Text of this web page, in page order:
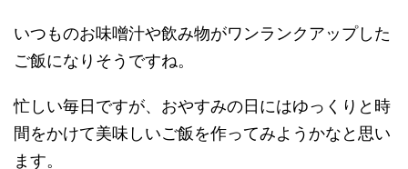
いつものお味噌汁や飲み物がワンランクアップした
ご飯になりそうですね。
忙しい毎日ですが、おやすみの日にはゆっくりと時
間をかけて美味しいご飯を作ってみようかなと思い
ます。